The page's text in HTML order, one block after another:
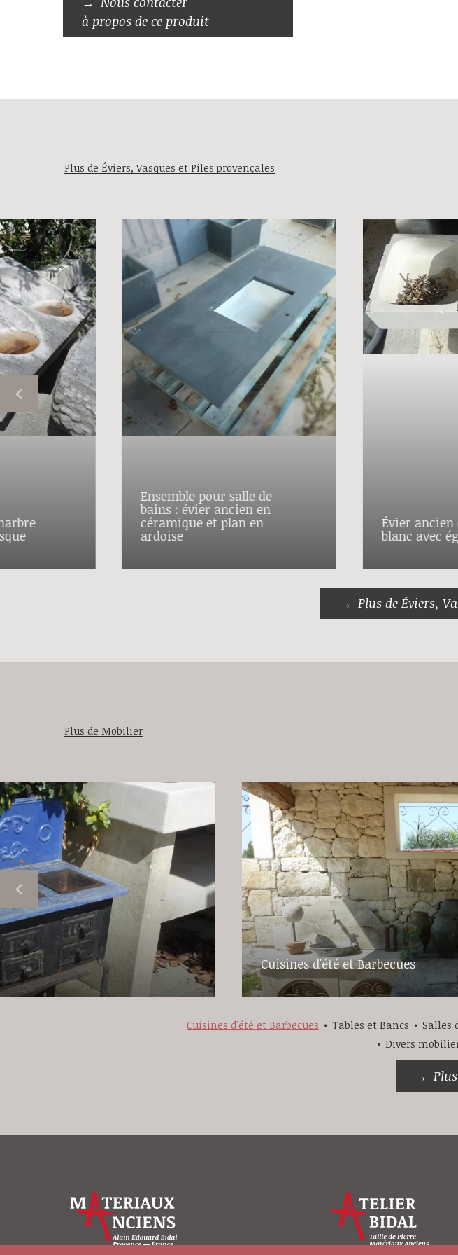
à propos de ce produit
Plus de Éviers, Vasques et Piles provençales
Évier ancien
blanc avec
Ensemble pour salle de
bains : évier ancien en
céramique et plan en
ardoise
Plus de Éviers,
Plus de Mobilier
Cuisines d'été et Barbecues
Cuisines d'été et Barbecues Tables et Bancs Salles
Divers